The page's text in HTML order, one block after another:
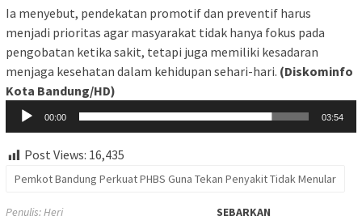
Ia menyebut, pendekatan promotif dan preventif harus
menjadi prioritas agar masyarakat tidak hanya fokus pada
pengobatan ketika sakit, tetapi juga memiliki kesadaran
menjaga kesehatan dalam kehidupan sehari-hari. (Diskominfo
Kota Bandung/HD)
Audio
00:00 03:54
Post Views: 16,435
Pemkot Bandung Perkuat PHBS Guna Tekan Penyakit Tidak Menular
Penulis: Heri
SEBARKAN